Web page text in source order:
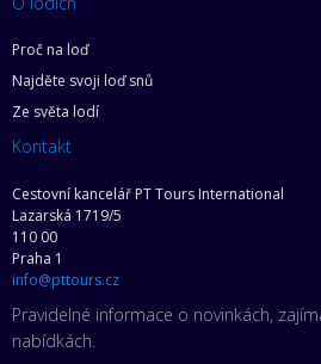
Proč na loď
Najděte svoji loď snů
Ze světa lodí
Kontakt
Cestovní kancelář PT Tours International
Lazarská 1719/5
110 00
Praha 1
info@pttours.cz
Pravidelné informace o novinkách,
nabídkách.